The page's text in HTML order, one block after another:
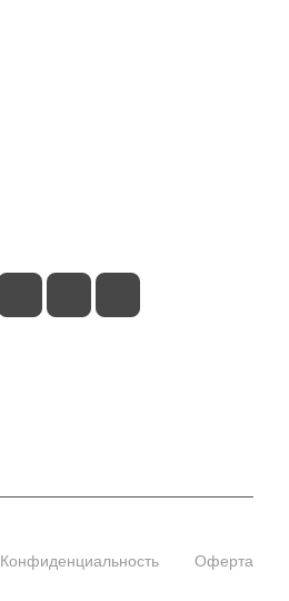
Конфиденциальность Оферта